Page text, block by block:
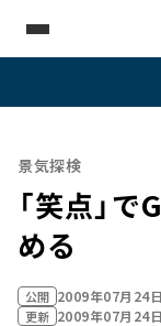
景気探検
「笑点」
める
公開 2009年07月24
更新 2009年07月24